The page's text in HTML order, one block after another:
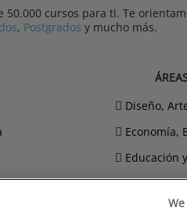
50.000 cursos para ti. Te
, Postgrados y mucho más.
Diseño,
Economía,
Educación
Hostelería,
Imagen